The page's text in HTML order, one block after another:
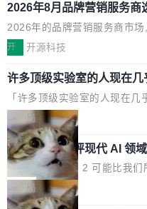
电源专为发烧级DIY主机与本
造，整机长度仅16厘米，提供
与80PLUS钛金能效；支持
实时LCD监控屏，可充分满足
的严苛使用需求。 澎湃功率，
600PG5 AI TOP具备强悍输出
机身尺寸大幅精简。整机长度
功率段机身尺寸十分紧凑的
巧机身有效提升市面主流标准
2026年8月品牌营销服务商
从流量思维到品牌资产思维
2026年的品牌营销服务商市场
的价值重构。全球全案品牌代
复合增长率达5.44%,预计2032
元。数字广告与公共关系相关
25年的8463亿美元扩张至
元。数字的背后是一个清晰的
业化营销服务的需求从未如此
的同时,服务商的竞争逻辑正在
Agency年度合辑的观察指出,“
者最近的载体,在整个品牌营销
开 开源科技
许多顶级实验室的人现在几
了
「许多顶级实验室的人现在几
且他们认为 ICLR/ICML/
度宣传和欺诈。」 OpenAI 研
n 这条推文引发了广泛讨论。
话，他是说出了一个圈内人尽
破的事实。 Jordan 随后补充
「我不认为这些会议上大部分
局
xAI 前工程师评现代 AI 领
3 开源项目
Flash Attention 2 可能比我们
这句话不是来自某个技术博客
Pham 的一条推文。Hieu
局